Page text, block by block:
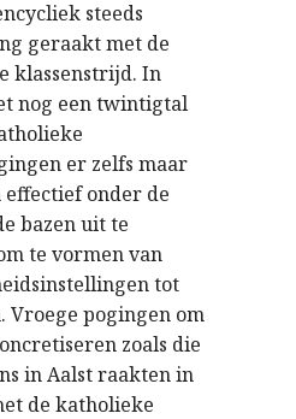
steeds
geraakt met de
klassenstrijd. In
nog een twintigtal
er zelfs maar
effectief onder de
bazen uit te
te vormen van
tot
Vroege pogingen om
zoals die
in Aalst raakten in
de katholieke